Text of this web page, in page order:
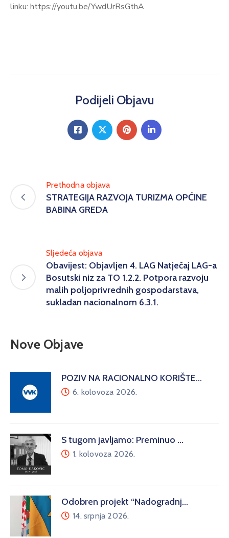
linku: https://youtu.be/YwdUrRsGthA
Podijeli Objavu
Prethodna objava
STRATEGIJA RAZVOJA TURIZMA OPĆINE
BABINA GREDA
Sljedeća objava
Obavijest: Objavljen 4. LAG Natječaj LAG-a
Bosutski niz za TO 1.2.2. Potpora razvoju
malih poljoprivrednih gospodarstava,
sukladan nacionalnom 6.3.1.
Nove Objave
POZIV NA RACIONALNO KORIŠTE…
6. kolovoza 2026.
S tugom javljamo: Preminuo …
1. kolovoza 2026.
Odobren projekt “Nadogradnj…
14. srpnja 2026.